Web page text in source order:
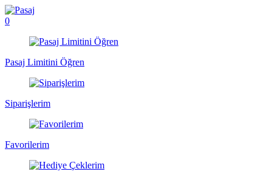
0
Pasaj Limitini Öğren
Siparişlerim
Favorilerim